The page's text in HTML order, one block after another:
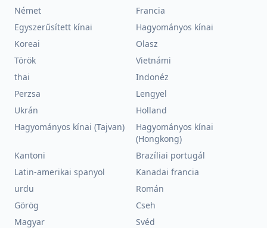
Német
Francia
Egyszerűsített kínai
Hagyományos kínai
Koreai
Olasz
Török
Vietnámi
thai
Indonéz
Perzsa
Lengyel
Ukrán
Holland
Hagyományos kínai (Tajvan)
Hagyományos kínai
(Hongkong)
Kantoni
Brazíliai portugál
Latin-amerikai spanyol
Kanadai francia
urdu
Román
Görög
Cseh
Magyar
Svéd